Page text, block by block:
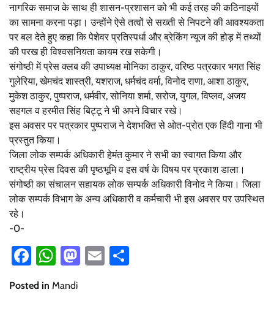
नागरिक समाज के साथ ही शासन-प्रशासन को भी कई तरह की कठिनाइयों
का सामना करना पड़ा। उन्होंने ऐसे तत्वों से सख्ती से निपटने की आवश्यकता
पर बल देते हुए कहा कि पेशेवर प्रतिस्पर्धा और ब्रेकिंग न्यूज की होड़ में तथ्यों
की परख ही विश्वसनियता कायम रख सकेगी।
संगोष्ठी में प्रेस क्लब की उपाध्यक्ष मोनिका ठाकुर, वरिष्ठ पत्रकार भगत सिंह
गुलेरिया, खेमचंद शास्त्री, यशराज, धर्मचंद वर्मा, विनोद राणा, आशा ठाकुर,
मुकेश ठाकुर, पुष्पराज, धर्मवीर, सोनिया शर्मा, सरोज, युगल, विप्लव, अजय
सहगल व हरमीत सिंह बिट्टू ने भी अपने विचार रखे।
इस अवसर पर पत्रकार पुष्पराज ने देशभक्ति से ओत-प्रोत एक हिंदी गाना भी
प्रस्तुत किया।
जिला लोक सम्पर्क अधिकारी हेमंत कुमार ने सभी का स्वागत किया और
राष्ट्रीय प्रेस दिवस की पृष्ठभूमि व इस वर्ष के विषय पर प्रकाश डाला।
संगोष्ठी का संचालन सहायक लोक सम्पर्क अधिकारी विनोद ने किया। जिला
लोक सम्पर्क विभाग के अन्य अधिकारी व कर्मचारी भी इस अवसर पर उपस्थित
रहे।
-0-
Facebook
WhatsApp
Mastodon
Email
Posted in Mandi